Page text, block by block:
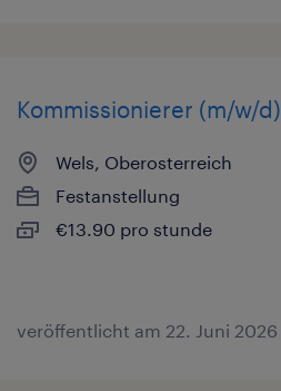
Kommissionierer (m/w/d)
Wels, Oberosterreich
Festanstellung
€13.90 pro stunde
veröffentlicht am 22. Juni 2026